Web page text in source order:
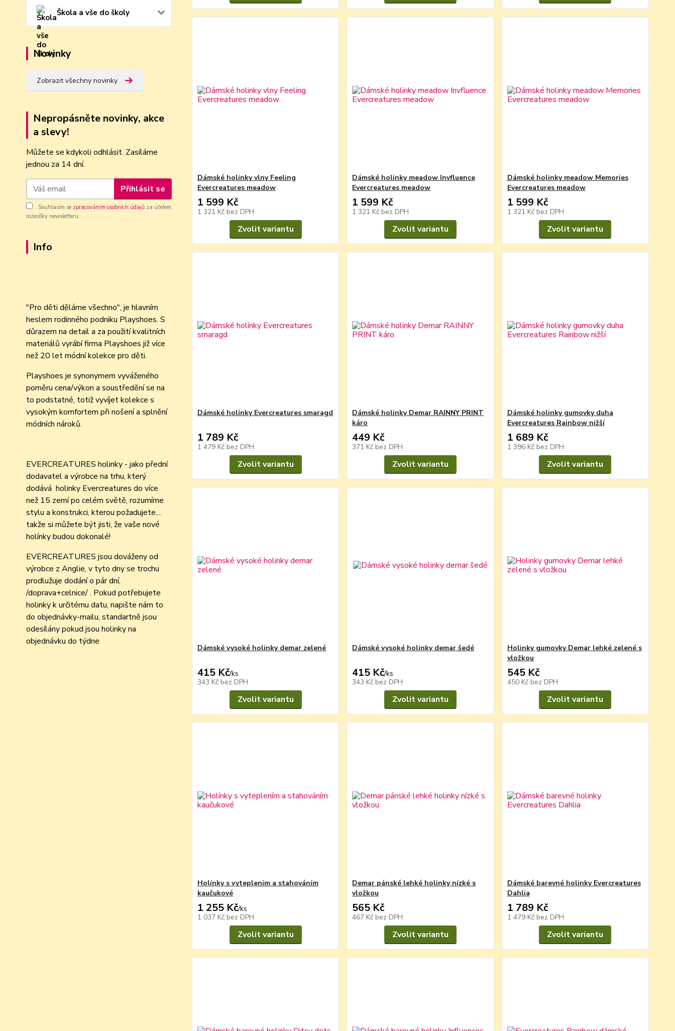
Škola a vše do školy
Novinky
Zobrazit všechny novinky
Nepropásněte novinky, akce
a slevy!
Můžete se kdykoli odhlásit. Zasíláme
jednou za 14 dní.
Přihlásit se
Souhlasím se zpracováním osobních údajů za účelem
rozesílky newsletteru.
Info
"Pro děti děláme všechno", je hlavním
heslem rodinného podniku Playshoes. S
důrazem na detail a za použití kvalitních
materiálů vyrábí firma Playshoes již více
než 20 let módní kolekce pro děti.
Playshoes je synonymem vyváženého
poměru cena/výkon a soustředění se na
to podstatné, totiž vyvíjet kolekce s
vysokým komfortem při nošení a splnění
módních nároků.
EVERCREATURES holinky - jako přední
dodavatel a výrobce na trhu, který
dodává holinky Evercreatures do více
než 15 zemí po celém světě, rozumíme
stylu a konstrukci, kterou požadujete....
takže si můžete být jisti, že vaše nové
holínky budou dokonalé!
EVERCREATURES jsou dováženy od
výrobce z Anglie, v tyto dny se trochu
prodlužuje dodání o pár dní,
/doprava+celnice/ . Pokud potřebujete
holinky k určitému datu, napište nám to
do objednávky-mailu, standartně jsou
odesílány pokud jsou holinky na
objednávku do týdne
Dámské holinky vlny Feeling
Evercreatures meadow
1 599 Kč
1 321 Kč bez DPH
Zvolit variantu
Dámské holinky meadow Invfluence
Evercreatures meadow
1 599 Kč
1 321 Kč bez DPH
Zvolit variantu
Dámské holinky meadow Memories
Evercreatures meadow
1 599 Kč
1 321 Kč bez DPH
Zvolit variantu
Dámské holínky Evercreatures smaragd
1 789 Kč
1 479 Kč bez DPH
Zvolit variantu
Dámské holinky Demar RAINNY PRINT
káro
449 Kč
371 Kč bez DPH
Zvolit variantu
Dámské holinky gumovky duha
Evercreatures Rainbow nižší
1 689 Kč
1 396 Kč bez DPH
Zvolit variantu
Dámské vysoké holinky demar zelené
415 Kč/ks
343 Kč bez DPH
Zvolit variantu
Dámské vysoké holinky demar šedé
415 Kč/ks
343 Kč bez DPH
Zvolit variantu
Holinky gumovky Demar lehké zelené s
vložkou
545 Kč
450 Kč bez DPH
Zvolit variantu
Holínky s vyteplením a stahováním
kaučukové
1 255 Kč/ks
1 037 Kč bez DPH
Zvolit variantu
Demar pánské lehké holinky nízké s
vložkou
565 Kč
467 Kč bez DPH
Zvolit variantu
Dámské barevné holinky Evercreatures
Dahlia
1 789 Kč
1 479 Kč bez DPH
Zvolit variantu